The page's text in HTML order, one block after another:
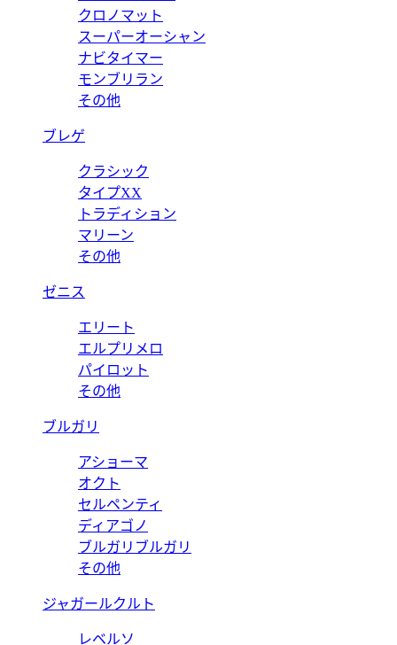
クロノマット
スーパーオーシャン
ナビタイマー
モンブリラン
その他
ブレゲ
クラシック
タイプXX
トラディション
マリーン
その他
ゼニス
エリート
エルプリメロ
パイロット
その他
ブルガリ
アショーマ
オクト
セルペンティ
ディアゴノ
ブルガリブルガリ
その他
ジャガールクルト
レベルソ